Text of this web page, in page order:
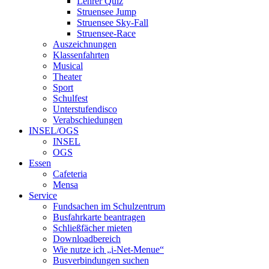
Struensee Jump
Struensee Sky-Fall
Struensee-Race
Auszeichnungen
Klassenfahrten
Musical
Theater
Sport
Schulfest
Unterstufendisco
Verabschiedungen
INSEL/OGS
INSEL
OGS
Essen
Cafeteria
Mensa
Service
Fundsachen im Schulzentrum
Busfahrkarte beantragen
Schließfächer mieten
Downloadbereich
Wie nutze ich „i-Net-Menue“
Busverbindungen suchen